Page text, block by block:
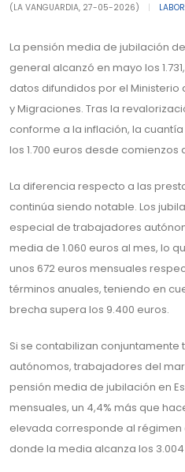
(LA VANGUARDIA, 27-05-2026)
La pensión media de jubilación
general alcanzó en mayo los
datos difundidos por el Ministerio
y Migraciones. Tras la
conforme a la inflación, la
los 1.700 euros desde comienzos
La diferencia respecto a las
continúa siendo notable. Los
especial de trabajadores
media de 1.060 euros al mes, lo
unos 672 euros mensuales
términos anuales, teniendo en
brecha supera los 9.400 euros.
Si se contabilizan
autónomos, trabajadores del
pensión media de jubilación en
mensuales, un 4,4% más que
elevada corresponde al
donde la media alcanza los